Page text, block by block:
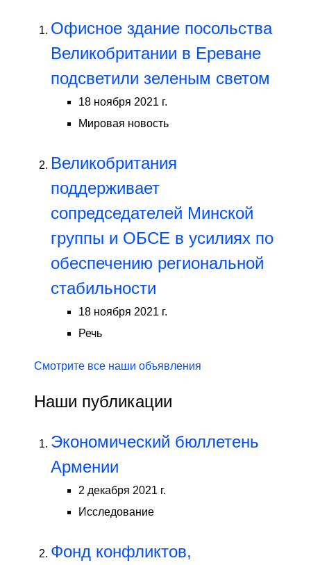
Офисное здание посольства
Великобритании в Ереване
подсветили зеленым светом
18 ноября 2021 г.
Мировая новость
Великобритания
поддерживает
сопредседателей Минской
группы и ОБСЕ в усилиях по
обеспечению региональной
стабильности
18 ноября 2021 г.
Речь
Смотрите все наши объявления
Наши публикации
Экономический бюллетень
Армении
2 декабря 2021 г.
Исследование
Фонд конфликтов,